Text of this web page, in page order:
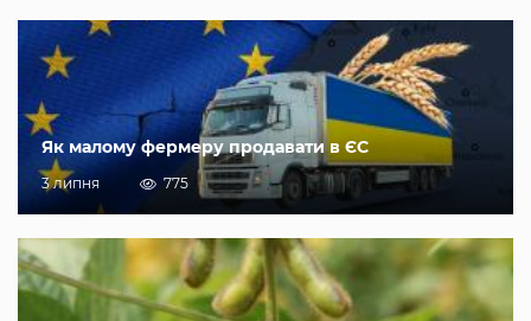
Як малому фермеру продавати в ЄС
3 липня 775